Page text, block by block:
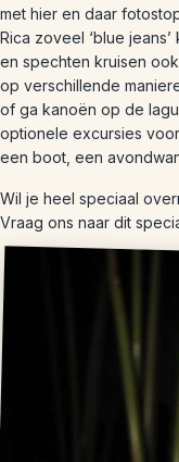
met hier en daar
Rica zoveel ‘blue
en spechten kruisen
op verschillende
of ga kanoën op de
optionele excursies
een boot, een
Wil je heel speciaal
Vraag ons naar dit